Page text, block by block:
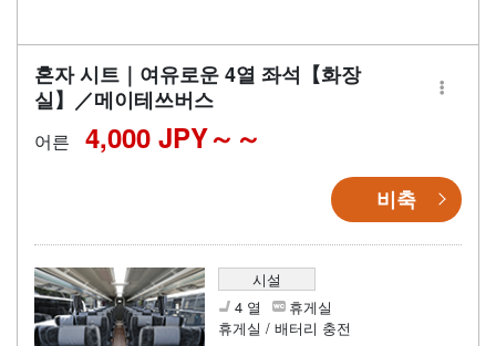
혼자 시트｜여유로운 4열 좌석【화장
실】／메이테쓰버스
어른 4,000 JPY～
비축
시설
4 열
휴게실
휴게실 / 배터리 충전